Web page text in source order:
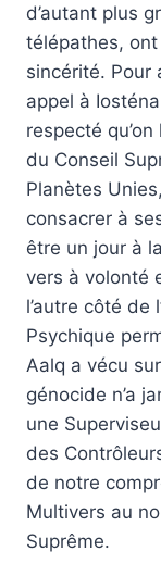
d’autant plus
télépathes,
sincérité. Pour
appel à
respecté
du Conseil
Planètes
consacrer à
être un jour à
vers à volonté
l’autre côté de
Psychique
Aalq a vécu
génocide n’a
une
des
de notre
Multivers au
Suprême.